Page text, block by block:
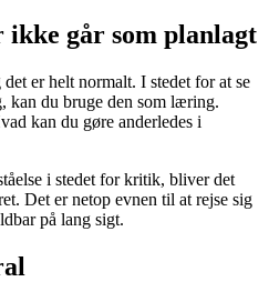
går som planlagt
er helt normalt. I stedet for at se
kan du bruge den som læring.
kan du gøre anderledes i
i stedet for kritik, bliver det
Det er netop evnen til at rejse sig
på lang sigt.